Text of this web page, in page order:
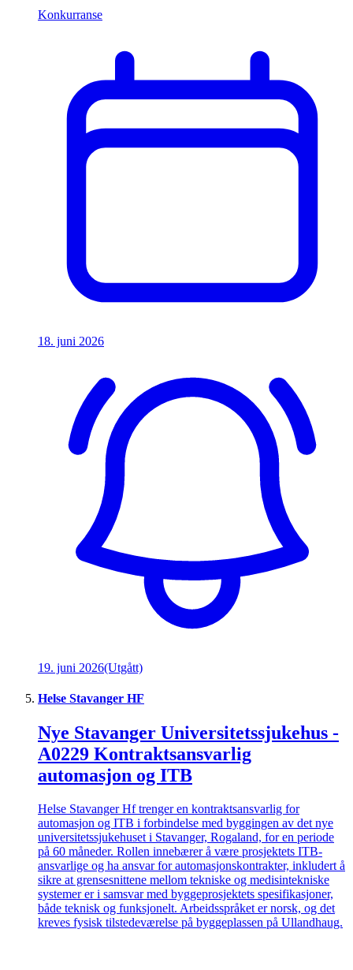
Konkurranse
18. juni 2026
19. juni 2026(Utgått)
Helse Stavanger HF
Nye Stavanger Universitetssjukehus -
A0229 Kontraktsansvarlig
automasjon og ITB
Helse Stavanger Hf trenger en kontraktsansvarlig for
automasjon og ITB i forbindelse med byggingen av det nye
universitetssjukehuset i Stavanger, Rogaland, for en periode
på 60 måneder. Rollen innebærer å være prosjektets ITB-
ansvarlige og ha ansvar for automasjonskontrakter, inkludert å
sikre at grensesnittene mellom tekniske og medisintekniske
systemer er i samsvar med byggeprosjektets spesifikasjoner,
både teknisk og funksjonelt. Arbeidsspråket er norsk, og det
kreves fysisk tilstedeværelse på byggeplassen på Ullandhaug.